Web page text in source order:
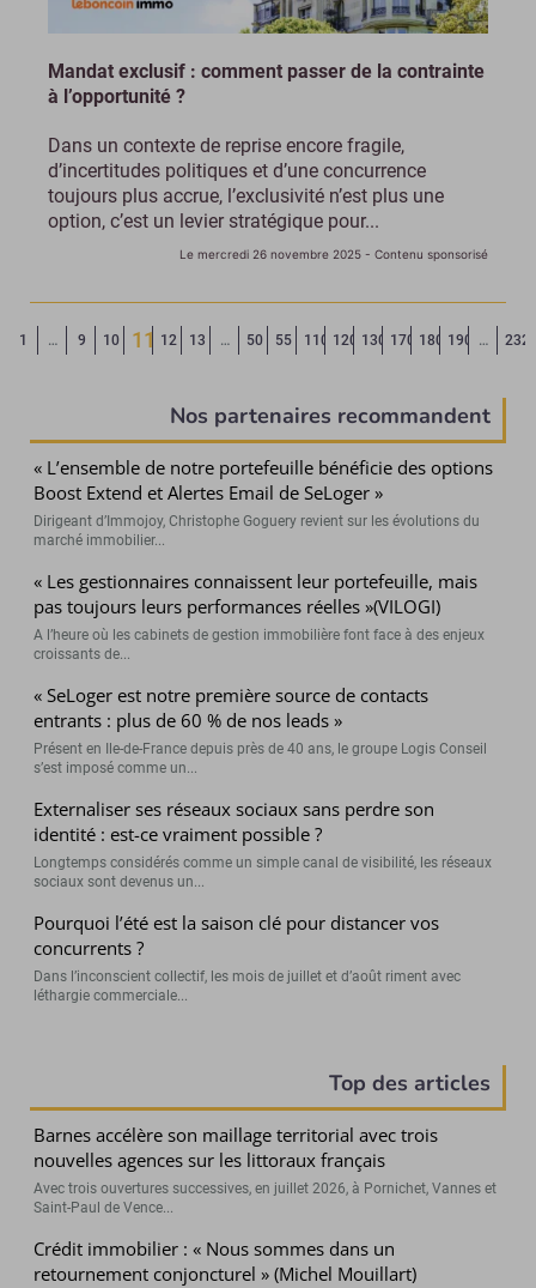
Mandat exclusif : comment passer de la contrainte
à l’opportunité ?
Dans un contexte de reprise encore fragile,
d’incertitudes politiques et d’une concurrence
toujours plus accrue, l’exclusivité n’est plus une
option, c’est un levier stratégique pour...
Le mercredi 26 novembre 2025 - Contenu sponsorisé
Page précédente
1 … 9 10
11 12 13 … 50 55 110 120 130 170 180 190 … 232
Nos partenaires recommandent
« L’ensemble de notre portefeuille bénéficie des options
Boost Extend et Alertes Email de SeLoger »
Dirigeant d’Immojoy, Christophe Goguery revient sur les évolutions du
marché immobilier...
« Les gestionnaires connaissent leur portefeuille, mais
pas toujours leurs performances réelles »(VILOGI)
A l’heure où les cabinets de gestion immobilière font face à des enjeux
croissants de...
« SeLoger est notre première source de contacts
entrants : plus de 60 % de nos leads »
Présent en Ile-de-France depuis près de 40 ans, le groupe Logis Conseil
s’est imposé comme un...
Externaliser ses réseaux sociaux sans perdre son
identité : est-ce vraiment possible ?
Longtemps considérés comme un simple canal de visibilité, les réseaux
sociaux sont devenus un...
Pourquoi l’été est la saison clé pour distancer vos
concurrents ?
Dans l’inconscient collectif, les mois de juillet et d’août riment avec
léthargie commerciale...
Top des articles
Barnes accélère son maillage territorial avec trois
nouvelles agences sur les littoraux français
Avec trois ouvertures successives, en juillet 2026, à Pornichet, Vannes et
Saint-Paul de Vence...
Crédit immobilier : « Nous sommes dans un
retournement conjoncturel » (Michel Mouillart)